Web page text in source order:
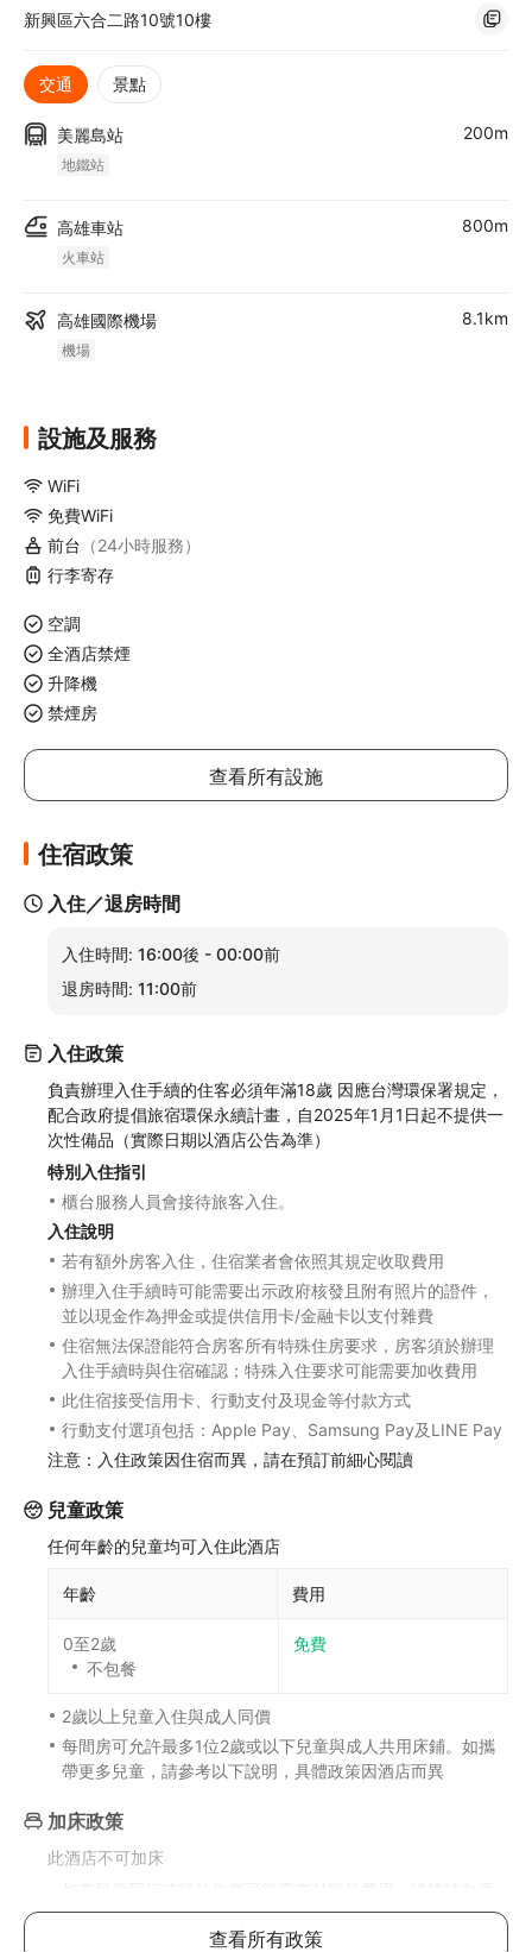
新興區六合二路10號10樓
交通 景點
美麗島站
地鐵站
200m
高雄車站
火車站
800m
高雄國際機場
機場
8.1km
設施及服務
WiFi
免費WiFi
前台 （24小時服務）
行李寄存
空調
全酒店禁煙
升降機
禁煙房
查看所有設施
住宿政策
入住／退房時間
入住時間: 16:00後 - 00:00前
退房時間: 11:00前
入住政策
負責辦理入住手續的住客必須年滿18歲 因應台灣環保署規定，
配合政府提倡旅宿環保永續計畫，自2025年1月1日起不提供一
次性備品（實際日期以酒店公告為準）
特別入住指引
櫃台服務人員會接待旅客入住。
入住說明
若有額外房客入住，住宿業者會依照其規定收取費用
辦理入住手續時可能需要出示政府核發且附有照片的證件，
並以現金作為押金或提供信用卡/金融卡以支付雜費
住宿無法保證能符合房客所有特殊住房要求，房客須於辦理
入住手續時與住宿確認；特殊入住要求可能需要加收費用
此住宿接受信用卡、行動支付及現金等付款方式
行動支付選項包括：Apple Pay、Samsung Pay及LINE Pay
注意：入住政策因住宿而異，請在預訂前細心閱讀
兒童政策
任何年齡的兒童均可入住此酒店
年齡 費用
0至2歲
不包餐
免費
2歲以上兒童入住與成人同價
每間房可允許最多1位2歲或以下兒童與成人共用床鋪。如攜
帶更多兒童，請參考以下說明，具體政策因酒店而異
加床政策
此酒店不可加床
店查詢
查看所有政策